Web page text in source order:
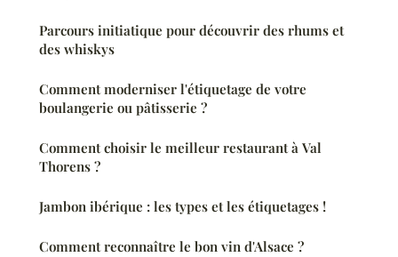
Parcours initiatique pour découvrir des rhums et
des whiskys
Comment moderniser l'étiquetage de votre
boulangerie ou pâtisserie ?
Comment choisir le meilleur restaurant à Val
Thorens ?
Jambon ibérique : les types et les étiquetages !
Comment reconnaître le bon vin d'Alsace ?